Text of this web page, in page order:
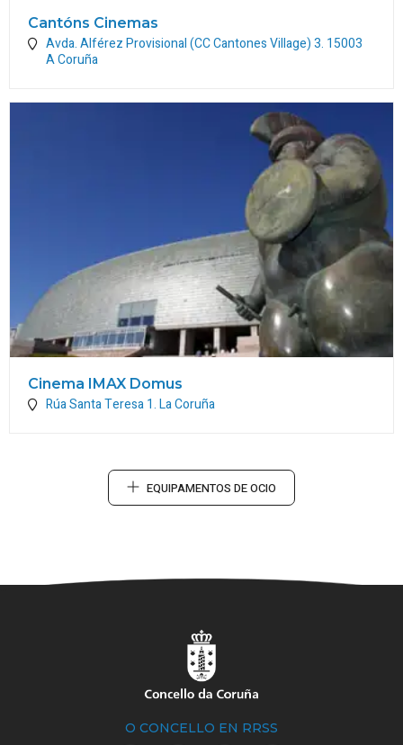
Cantóns Cinemas
Avda. Alférez Provisional (CC Cantones Village) 3. 15003
A Coruña
Cinema IMAX Domus
Rúa Santa Teresa 1.La Coruña
EQUIPAMENTOS DE OCIO
O CONCELLO EN RRSS